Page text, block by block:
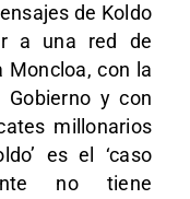
de Koldo
a una red de
Moncloa, con la
y con
millonarios
es el ‘caso
no tiene